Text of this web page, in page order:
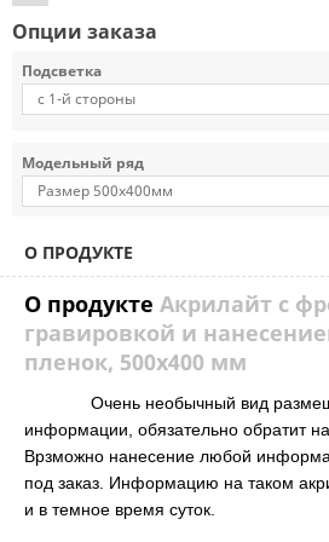
Опции заказа
Подсветка
Модельный ряд
О ПРОДУКТЕ
О продукте Акрилайт с
гравировкой и
пленок, 500х400 мм
Очень необычный вид размещения рекламы и
информации, обязательно обратит
Врзможно нанесение любой
под заказ. Информацию на таком
и в темное время суток.